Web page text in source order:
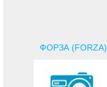
ФОРЗА (FORZA)